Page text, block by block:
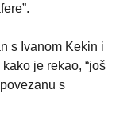
s Ivanom Kekin i
je rekao, “još
s